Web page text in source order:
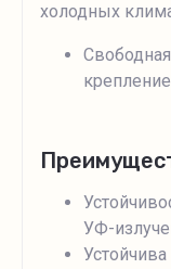
холодных
УФ-